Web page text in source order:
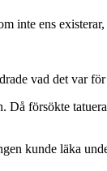
inte ens
vad det var
försökte
kunde läka